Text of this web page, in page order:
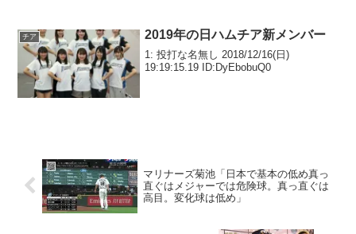
チア 2019年の日ハムチア新メンバー
1: 投打な名無し 2018/12/16(日)
19:19:15.19 ID:DyEbobuQ0
マリナーズ菊池「日本で基本の低め真っ
直ぐはメジャーでは危険球。真っ直ぐは
高目。変化球は低め」